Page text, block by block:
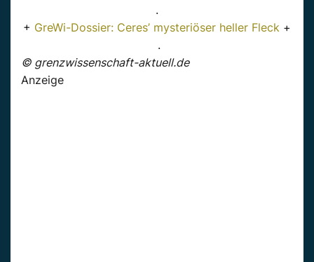
.
+ GreWi-Dossier: Ceres’ mysteriöser heller Fleck +
.
© grenzwissenschaft-aktuell.de
Anzeige